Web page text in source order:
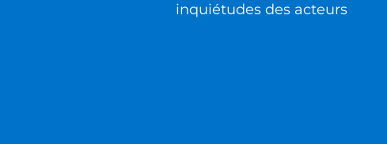
inquiétudes des acteurs